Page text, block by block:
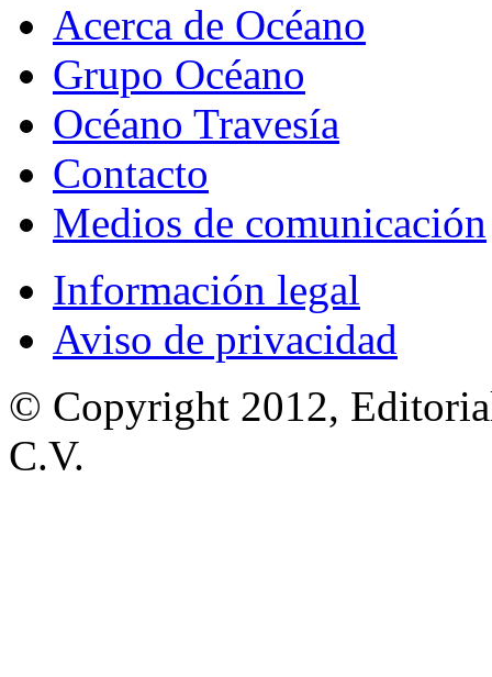
Acerca de Océano
Grupo Océano
Océano Travesía
Contacto
Medios de comunicación
Información legal
Aviso de privacidad
© Copyright 2012,
C.V.